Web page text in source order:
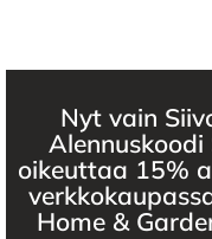
Nyt vain
Alennuskoodi
oikeuttaa 15%
Home &